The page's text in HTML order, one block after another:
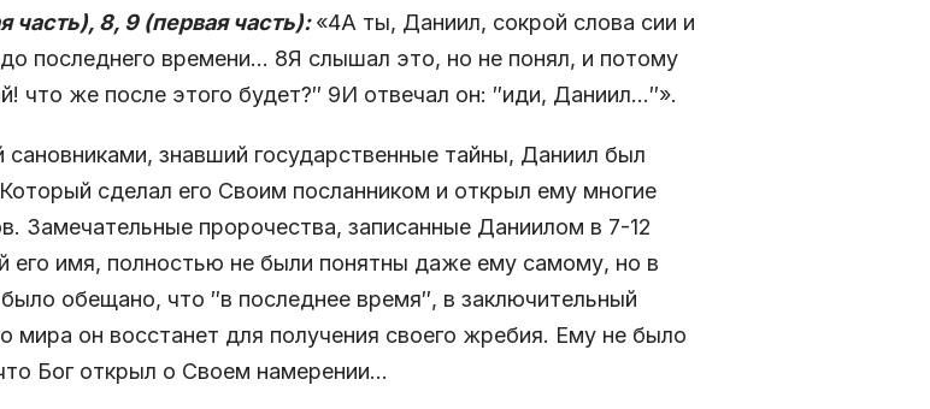
часть), 8, 9 (первая часть):«4А ты, Даниил, сокрой слова сии и
последнего времени… 8Я слышал это, но не понял, и потому
что же после этого будет?″ 9И отвечал он: ″иди, Даниил…″».
знавший государственные тайны, Даниил был
сделал его Своим посланником и открыл ему многие
Замечательные пророчества, записанные Даниилом в 7-12
его имя, полностью не были понятны даже ему самому, но в
обещано, что ″в последнее время″, в заключительный
мира он восстанет для получения своего жребия. Ему не было
Бог открыл о Своем намерении…